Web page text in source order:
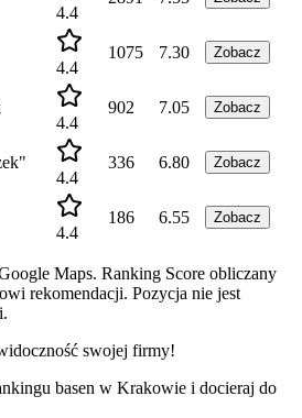
4.4
4.4
1075 7.30 Zobacz
4.4
902 7.05 Zobacz
4.4
336 6.80 Zobacz
4.4
186 6.55 Zobacz
Maps. Ranking Score obliczany
rekomendacji. Pozycja nie jest
swojej firmy!
basen w Krakowie i docieraj do